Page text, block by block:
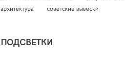
архитектура советские вывески